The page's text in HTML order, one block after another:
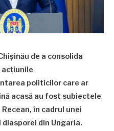
de a consolida
acțiunile
politicilor care ar
acasă au fost subiectele
în cadrul unei
din Ungaria.